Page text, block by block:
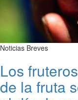
Noticias Breves
Los
de la fruta